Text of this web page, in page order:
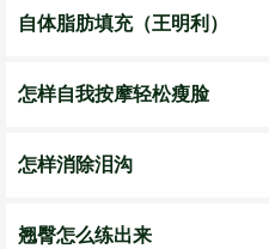
自体脂肪填充（王明利）
怎样自我按摩轻松瘦脸
怎样消除泪沟
翘臀怎么练出来